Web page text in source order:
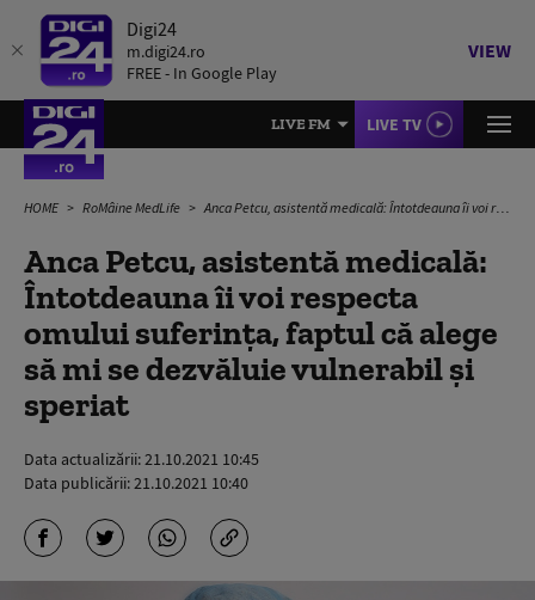
Digi24
m.digi24.ro
FREE - In Google Play
VIEW
LIVE FM LIVE TV
HOME RoMâine MedLife Anca Petcu, asistentă medicală: Întotdeauna îi voi respecta omului suferința, faptul că alege să mi se dezvăluie vulnerabil și speriat
Anca Petcu, asistentă medicală:
Întotdeauna îi voi respecta
omului suferința, faptul că alege
să mi se dezvăluie vulnerabil și
speriat
Data actualizării:21.10.2021 10:45
Data publicării:21.10.2021 10:40